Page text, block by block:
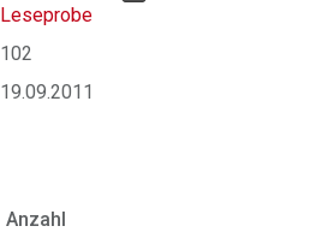
Leseprobe
102
19.09.2011
Anzahl